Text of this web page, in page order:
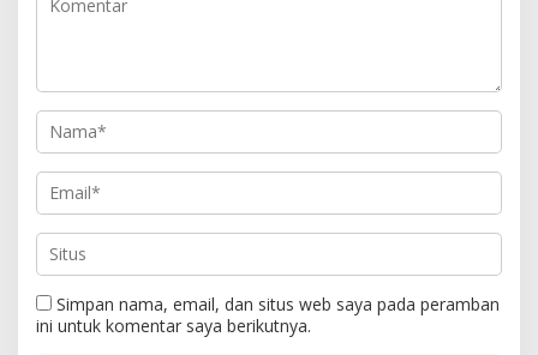
Simpan nama, email, dan situs web saya pada peramban
ini untuk komentar saya berikutnya.